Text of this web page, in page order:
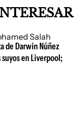
de Darwin Núñez
en Liverpool;